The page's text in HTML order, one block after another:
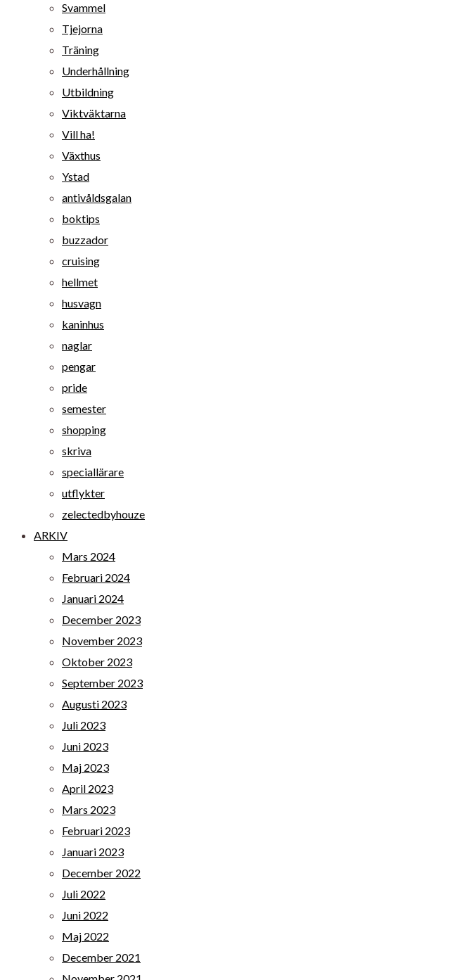
Svammel
Tjejorna
Träning
Underhållning
Utbildning
Viktväktarna
Vill ha!
Växthus
Ystad
antivåldsgalan
boktips
buzzador
cruising
hellmet
husvagn
kaninhus
naglar
pengar
pride
semester
shopping
skriva
speciallärare
utflykter
zelectedbyhouze
ARKIV
Mars 2024
Februari 2024
Januari 2024
December 2023
November 2023
Oktober 2023
September 2023
Augusti 2023
Juli 2023
Juni 2023
Maj 2023
April 2023
Mars 2023
Februari 2023
Januari 2023
December 2022
Juli 2022
Juni 2022
Maj 2022
December 2021